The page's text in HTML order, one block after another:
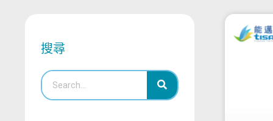
搜尋